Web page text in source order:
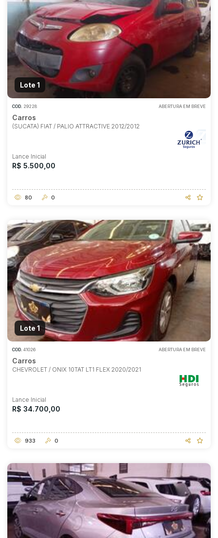
Lote 1
COD. 29228 ABERTURA EM BREVE
Carros
(SUCATA) FIAT / PALIO ATTRACTIVE 2012/2012
Lance Inicial
R$ 5.500,00
80 0
Lote 1
COD. 41026 ABERTURA EM BREVE
Carros
CHEVROLET / ONIX 10TAT LT1 FLEX 2020/2021
Lance Inicial
R$ 34.700,00
933 0